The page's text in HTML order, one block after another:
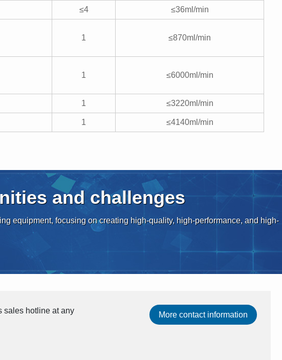
≤4 ≤36ml/min
1 ≤870ml/min
1 ≤6000ml/min
1 ≤3220ml/min
1 ≤4140ml/min
and challenges
equipment, focusing on creating high-quality, high-performance, and high-
sales hotline at any
More contact information